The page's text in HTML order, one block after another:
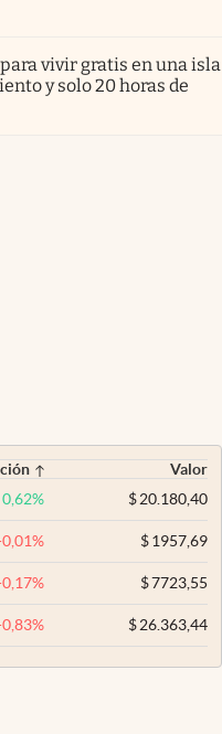
vivir gratis en una isla
y solo 20 horas de
Valor
0,62% $20.180,40
% $1957,69
% $7723,55
% $26.363,44